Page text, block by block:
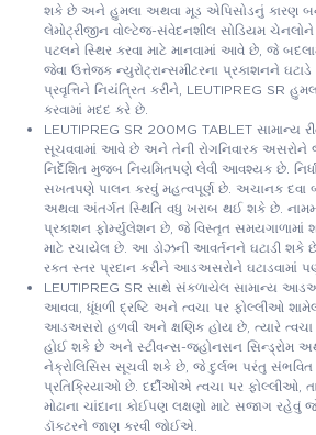
શકે છે અને હુમલા અથવા મૂડ એપિસોડનું કારણ
લેમોટ્રીજીન વોલ્ટેજ-સંવેદનશીલ સોડિયમ ચેનલોને
પટલને સ્થિર કરવા માટે માનવામાં આવે છે, જે
જેવા ઉત્તેજક ન્યુરોટ્રાન્સમીટરના પ્રકાશનને
પ્રવૃત્તિને નિયંત્રિત કરીને, LEUTIPREG SR
કરવામાં મદદ કરે છે.
LEUTIPREG SR 200MG TABLET સામાન્ય
સૂચવવામાં આવે છે અને તેની રોગનિવારક અસરોને
નિર્દેશિત મુજબ નિયમિતપણે લેવી આવશ્યક છે.
સખતપણે પાલન કરવું મહત્વપૂર્ણ છે. અચાનક દવા
અથવા અંતર્ગત સ્થિતિ વધુ ખરાબ થઈ શકે છે.
પ્રકાશન ફોર્મ્યુલેશન છે, જે વિસ્તૃત સમયગાળામાં
માટે રચાયેલ છે. આ ડોઝની આવર્તનને ઘટાડી શકે
રક્ત સ્તર પ્રદાન કરીને આડઅસરોને ઘટાડવામાં
LEUTIPREG SR સાથે સંકળાયેલ સામાન્ય
આવવા, ધૂંધળી દ્રષ્ટિ અને ત્વચા પર ફોલ્લીઓ
આડઅસરો હળવી અને ક્ષણિક હોય છે, ત્યારે ત્વચા
હોઈ શકે છે અને સ્ટીવન્સ-જહોનસન સિન્ડ્રોમ
નેક્રોલિસિસ સૂચવી શકે છે, જે દુર્લભ પરંતુ સંભવિત
પ્રતિક્રિયાઓ છે. દર્દીઓએ ત્વચા પર ફોલ્લીઓ,
મોઢાના ચાંદાના કોઈપણ લક્ષણો માટે સજાગ
ડૉક્ટરને જાણ કરવી જોઈએ.